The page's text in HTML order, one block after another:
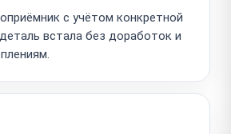
с учётом конкретной
встала без доработок и